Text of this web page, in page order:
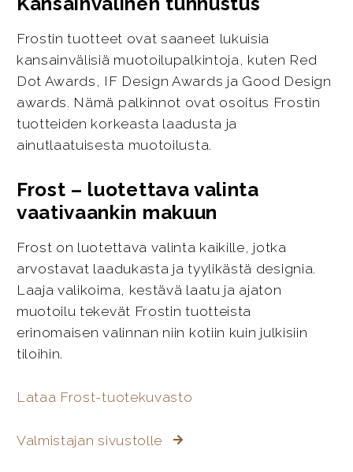
Frostin tuotteet ovat saaneet lukuisia
kansainvälisiä muotoilupalkintoja, kuten Red
Dot Awards, IF Design Awards ja Good Design
awards. Nämä palkinnot ovat osoitus Frostin
tuotteiden korkeasta laadusta ja
ainutlaatuisesta muotoilusta.
Frost – luotettava valinta
vaativaankin makuun
Frost on luotettava valinta kaikille, jotka
arvostavat laadukasta ja tyylikästä designia.
Laaja valikoima, kestävä laatu ja ajaton
muotoilu tekevät Frostin tuotteista
erinomaisen valinnan niin kotiin kuin julkisiin
tiloihin.
Lataa Frost-tuotekuvasto
Valmistajan sivustolle